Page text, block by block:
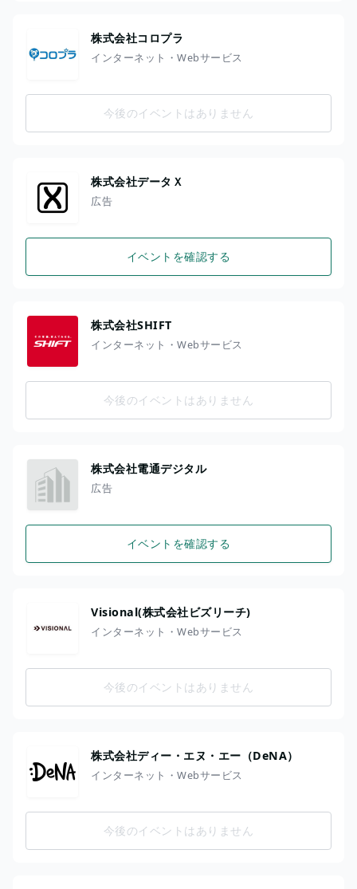
株式会社コロプラ
インターネット・Webサービス
今後のイベントはありません
株式会社データＸ
広告
イベントを確認する
株式会社SHIFT
インターネット・Webサービス
今後のイベントはありません
株式会社電通デジタル
広告
イベントを確認する
Visional(株式会社ビズリーチ)
インターネット・Webサービス
今後のイベントはありません
株式会社ディー・エヌ・エー（DeNA）
インターネット・Webサービス
今後のイベントはありません